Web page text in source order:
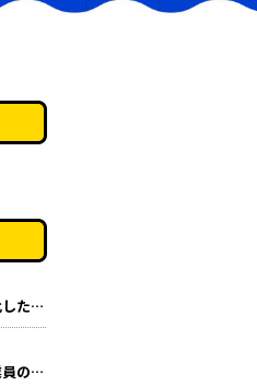
クロス（壁紙）張替えに特化した「壁紙道場」が始動します
【実践報告】外食企業の従業員の方に特別講習を実施【クロス張替え・クッションフロア貼り】